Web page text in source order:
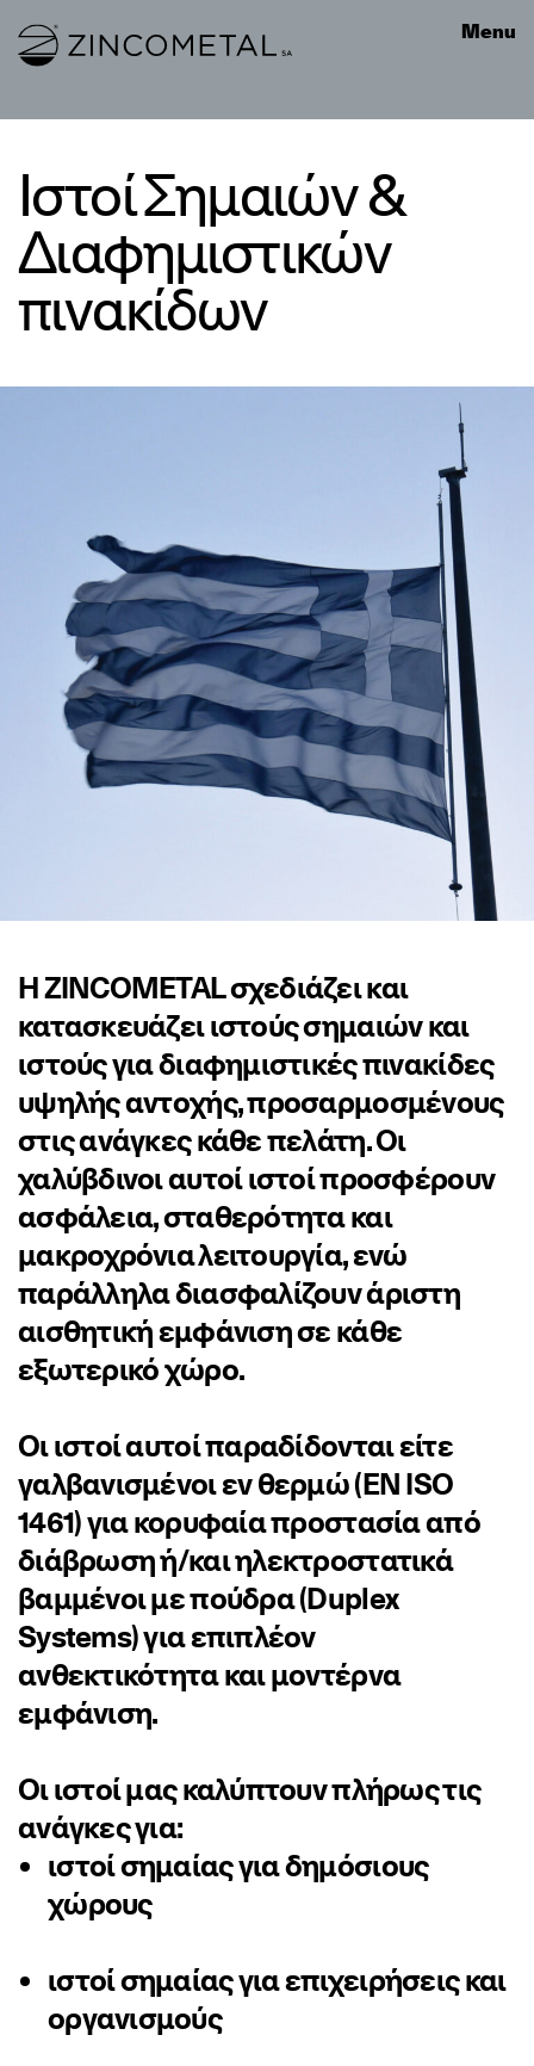
Link to homepage Menu
Ιστοί Σημαιών &
Διαφημιστικών
πινακίδων
Η ZINCOMETAL σχεδιάζει και
κατασκευάζει ιστούς σημαιών και
ιστούς για διαφημιστικές πινακίδες
υψηλής αντοχής, προσαρμοσμένους
στις ανάγκες κάθε πελάτη. Οι
χαλύβδινοι αυτοί ιστοί προσφέρουν
ασφάλεια, σταθερότητα και
μακροχρόνια λειτουργία, ενώ
παράλληλα διασφαλίζουν άριστη
αισθητική εμφάνιση σε κάθε
εξωτερικό χώρο.
Οι ιστοί αυτοί παραδίδονται είτε
γαλβανισμένοι εν θερμώ (EN ISO
1461) για κορυφαία προστασία από
διάβρωση ή/και ηλεκτροστατικά
βαμμένοι με πούδρα (Duplex
Systems) για επιπλέον
ανθεκτικότητα και μοντέρνα
εμφάνιση.
Οι ιστοί μας καλύπτουν πλήρως τις
ανάγκες για:
ιστοί σημαίας για δημόσιους
χώρους
ιστοί σημαίας για επιχειρήσεις και
οργανισμούς